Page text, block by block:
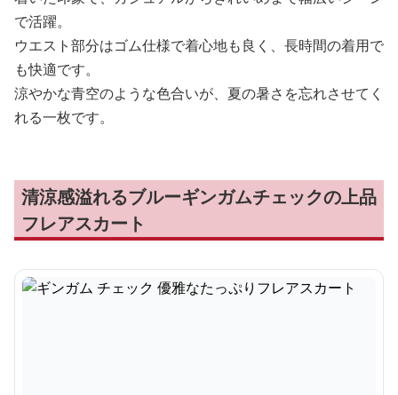
で活躍。
ウエスト部分はゴム仕様で着心地も良く、長時間の着用で
も快適です。
涼やかな青空のような色合いが、夏の暑さを忘れさせてく
れる一枚です。
清涼感溢れるブルーギンガムチェックの上品
フレアスカート